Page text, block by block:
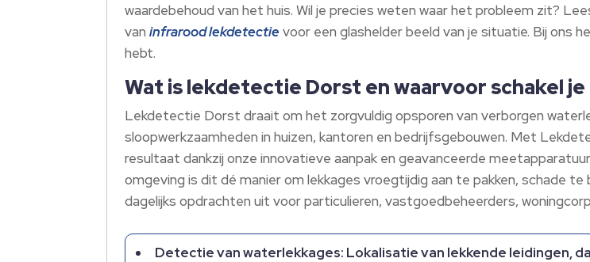
waardebehoud van het huis. Wil je precies weten waar het probleem zit?
vaninfrarood lekdetectie voor een glashelder beeld van je situatie. Bij ons
hebt.
Wat is lekdetectie Dorst en waarvoor schakel je
Lekdetectie Dorst draait om het zorgvuldig opsporen van verborgen
sloopwerkzaamheden in huizen, kantoren en bedrijfsgebouwen. Met
resultaat dankzij onze innovatieve aanpak en geavanceerde
omgeving is dit dé manier om lekkages vroegtijdig aan te pakken, schade
dagelijks opdrachten uit voor particulieren, vastgoedbeheerders,
Detectie van waterlekkages: Lokalisatie van lekkende leidingen,